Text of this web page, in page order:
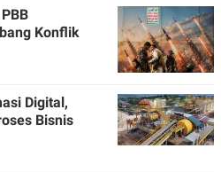
Konflik
Digital,
Bisnis